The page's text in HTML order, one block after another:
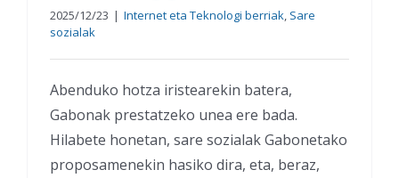
2025/12/23 | Internet eta Teknologi berriak, Sare
sozialak
Abenduko hotza iristearekin batera,
Gabonak prestatzeko unea ere bada.
Hilabete honetan, sare sozialak Gabonetako
proposamenekin hasiko dira, eta, beraz,